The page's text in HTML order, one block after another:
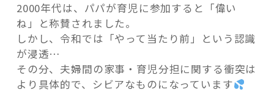
2000年代は、パパが育児に参加すると「偉い
ね」と称賛されました。
しかし、令和では「やって当たり前」という認識
が浸透…
その分、夫婦間の家事・育児分担に関する衝突は
より具体的で、シビアなものになっています